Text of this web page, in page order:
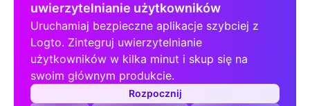
uwierzytelnianie użytkowników
Uruchamiaj bezpieczne aplikacje szybciej z
Logto. Zintegruj uwierzytelnianie
użytkowników w kilka minut i skup się na
swoim głównym produkcie.
Rozpocznij